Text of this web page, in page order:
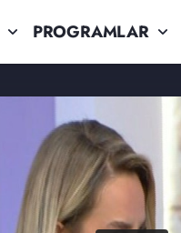
PROGRAMLAR